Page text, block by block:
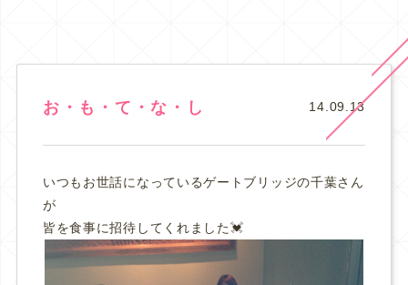
お・も・て・な・し 14.09.13
いつもお世話になっているゲートブリッジの千葉さん
が
皆を食事に招待してくれました💓